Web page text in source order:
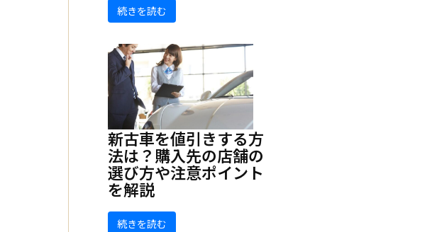
続きを読む
新古車を値引きする方
法は？購入先の店舗の
選び方や注意ポイント
を解説
続きを読む